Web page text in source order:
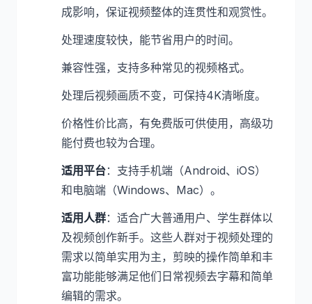
成影响，保证视频整体的连贯性和观赏性。
处理速度较快，能节省用户的时间。
兼容性强，支持多种常见的视频格式。
处理后视频画质不变，可保持4K清晰度。
价格性价比高，有免费版可供使用，高级功
能付费也较为合理。
适用平台：支持手机端（Android、iOS）
和电脑端（Windows、Mac）。
适用人群：适合广大普通用户、学生群体以
及视频创作新手。这些人群对于视频处理的
需求以简单实用为主，剪映的操作简单和丰
富功能能够满足他们日常视频去字幕和简单
编辑的需求。